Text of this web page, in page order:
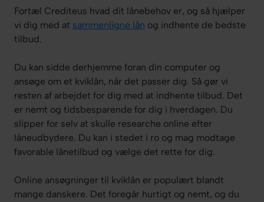
Fortæl Crediteus hvad dit lånebehov er, og så hjælper
vi dig med at sammenligne lån og indhente de bedste
tilbud.
Du kan sidde derhjemme foran din computer og
ansøge om et kviklån, når det passer dig. Så gør vi
resten af arbejdet for dig med at indhente tilbud. Det
er nemt og tidsbesparende for dig i hverdagen. Du
slipper for selv at skulle researche online efter
låneudbydere. Du kan i stedet i ro og mag modtage
favorable lånetilbud og vælge det rette for dig.
Online ansøgninger til kviklån er populært blandt
mange danskere. Det foregår hurtigt og nemt, og du